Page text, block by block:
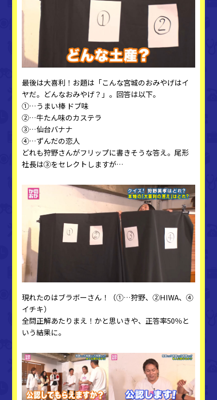
最後は大喜利！お題は「こんな宮城のおみやげはイ
ヤだ。どんなおみやげ？」。回答は以下。
①…うまい棒 ドブ味
②…牛たん味のカステラ
③…仙台バナナ
④…ずんだの恋人
どれも狩野さんがフリップに書きそうな答え。尾形
社長は③をセレクトしますが…
現れたのはブラボーさん！（①…狩野、②HIWA、④
イチキ）
全問正解あたりまえ！かと思いきや、正答率50％と
いう結果に。